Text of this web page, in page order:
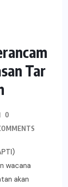
Tar
0
wacana
akan